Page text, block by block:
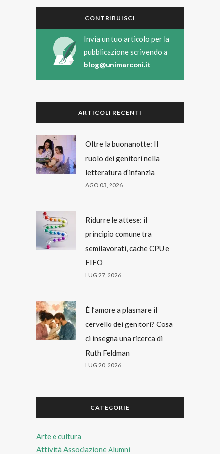
CONTRIBUISCI
Invia un tuo articolo per la
pubblicazione scrivendo a
blog@unimarconi.it
ARTICOLI RECENTI
Oltre la buonanotte: Il
ruolo dei genitori nella
letteratura d’infanzia
AGO 03, 2026
Ridurre le attese: il
principio comune tra
semilavorati, cache CPU e
FIFO
LUG 27, 2026
È l’amore a plasmare il
cervello dei genitori? Cosa
ci insegna una ricerca di
Ruth Feldman
LUG 20, 2026
CATEGORIE
Arte e cultura
Attività Associazione Alumni